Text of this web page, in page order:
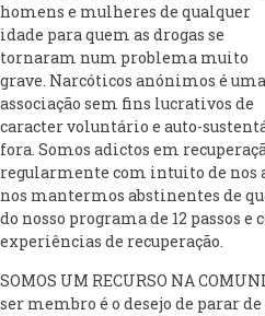
homens e mulheres de qualquer
idade para quem as drogas se
tornaram num problema muito
grave. Narcóticos anónimos é uma
associação sem fins lucrativos de
caracter voluntário e auto-
fora. Somos adictos em
regularmente com intuito de nos
nos mantermos abstinentes de
do nosso programa de 12 passos
experiências de recuperação.
SOMOS UM RECURSO NA
ser membro é o desejo de parar